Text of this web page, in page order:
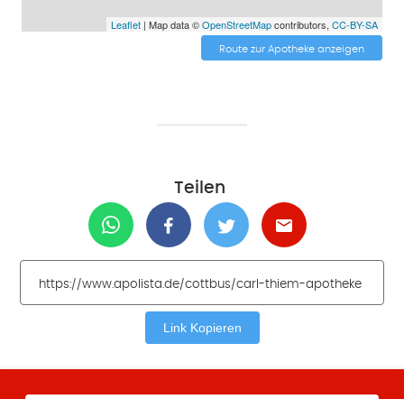
Leaflet| Map data ©OpenStreetMapcontributors, CC-BY-SA
Route zur Apotheke anzeigen
Teilen
Link Kopieren